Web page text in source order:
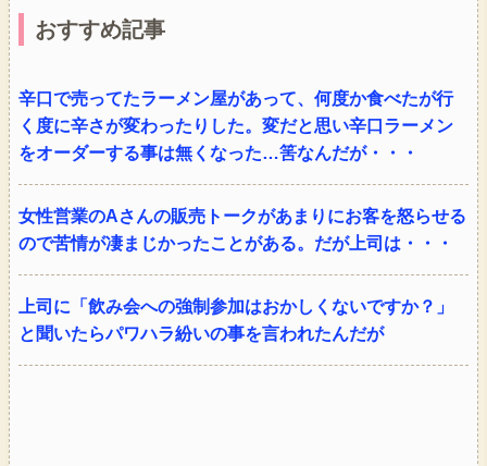
おすすめ記事
辛口で売ってたラーメン屋があって、何度か食べたが行
く度に辛さが変わったりした。変だと思い辛口ラーメン
をオーダーする事は無くなった…筈なんだが・・・
女性営業のAさんの販売トークがあまりにお客を怒らせる
ので苦情が凄まじかったことがある。だが上司は・・・
上司に「飲み会への強制参加はおかしくないですか？」
と聞いたらパワハラ紛いの事を言われたんだが